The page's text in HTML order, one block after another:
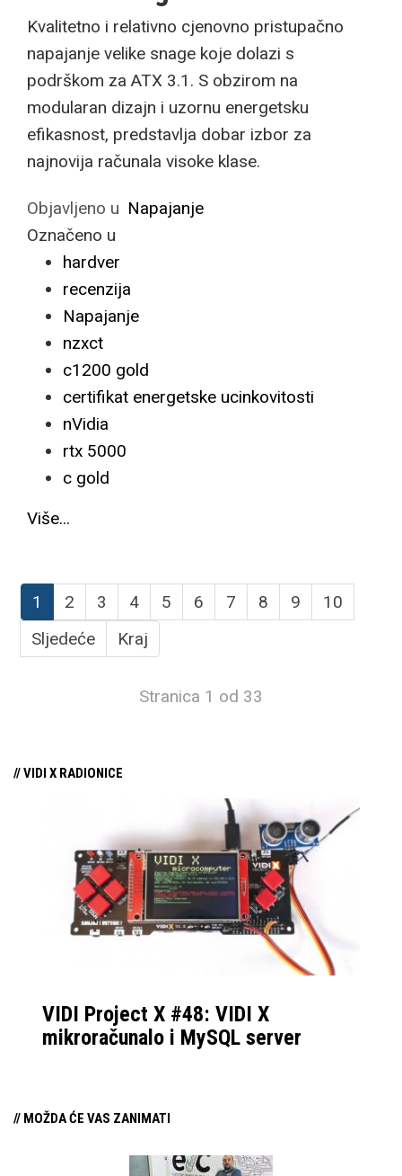
Kvalitetno i relativno cjenovno pristupačno
napajanje velike snage koje dolazi s
podrškom za ATX 3.1. S obzirom na
modularan dizajn i uzornu energetsku
efikasnost, predstavlja dobar izbor za
najnovija računala visoke klase.
Objavljeno u Napajanje
Označeno u
hardver
recenzija
Napajanje
nzxct
c1200 gold
certifikat energetske ucinkovitosti
nVidia
rtx 5000
c gold
Više...
1 2 3 4 5 6 7 8 9
10
Sljedeće
Kraj
Stranica 1 od 33
// VIDI X RADIONICE
VIDI Project X #48: VIDI X
mikroračunalo i MySQL server
// MOŽDA ĆE VAS ZANIMATI